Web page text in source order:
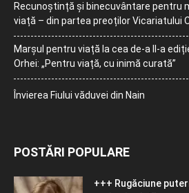
Recunoștință și binecuvântare pentru
viață – din partea preoților Vicariatului
Marșul pentru viață la cea de-a II-a
Orhei: „Pentru viață, cu inimă curată”
Învierea Fiului văduvei din Nain
POSTĂRI POPULARE
+++ Rugăciune